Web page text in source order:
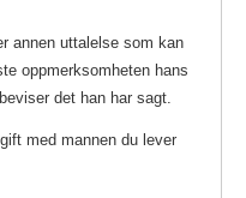
annen uttalelse som kan
oppmerksomheten hans
det han har sagt.
med mannen du lever